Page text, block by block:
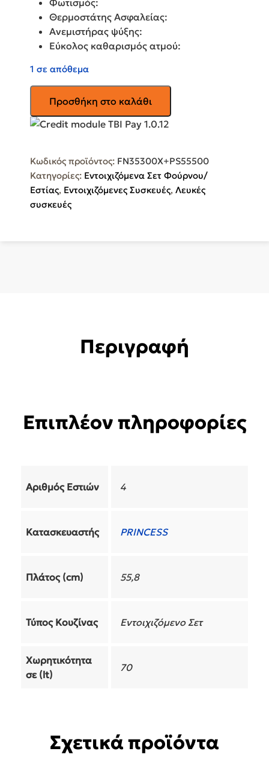
Φωτισμός:
Θερμοστάτης Ασφαλείας:
Ανεμιστήρας ψύξης:
Εύκολος καθαρισμός ατμού:
1 σε απόθεμα
Φούρνος
άνω
με
Κεραμικές
Εστίες
Π55.8εκ.
Προσθήκη στο καλάθι
Κωδικός προϊόντος: FN35300X+PS55500
Κατηγορίες: Εντοιχιζόμενα Σετ Φούρνου/
Εστίας, Εντοιχιζόμενες Συσκευές, Λευκές
συσκευές
Περιγραφή
Επιπλέον πληροφορίες
Αριθμός Εστιών 4
Κατασκευαστής PRINCESS
Πλάτος (cm) 55,8
Τύπος Κουζίνας Εντοιχιζόμενο Σετ
Χωρητικότητα
σε (lt)
70
Σχετικά προϊόντα